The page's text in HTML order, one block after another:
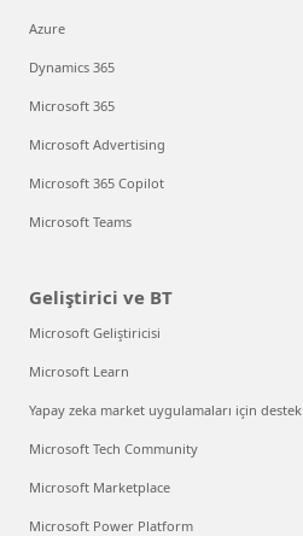
Azure
Dynamics 365
Microsoft 365
Microsoft Advertising
Microsoft 365 Copilot
Microsoft Teams
Geliştirici ve BT
Microsoft Geliştiricisi
Microsoft Learn
Yapay zeka market uygulamaları için destek
Microsoft Tech Community
Microsoft Marketplace
Microsoft Power Platform